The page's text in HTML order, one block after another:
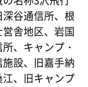
谷通信所、根
舎地区、岩国
、キャンプ・
設、旧嘉手納
、旧キャンプ